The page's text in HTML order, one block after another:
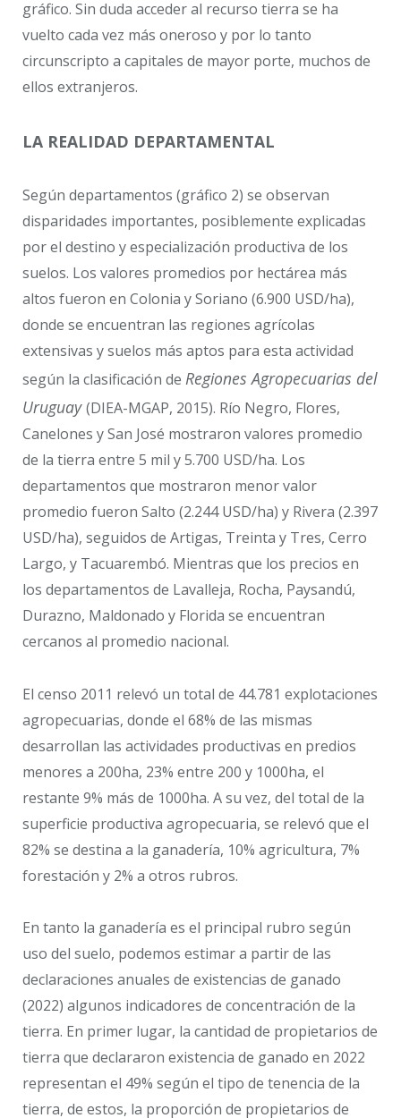
gráfico. Sin duda acceder al recurso tierra se ha
vuelto cada vez más oneroso y por lo tanto
circunscripto a capitales de mayor porte, muchos de
ellos extranjeros.
LA REALIDAD DEPARTAMENTAL
Según departamentos (gráfico 2) se observan
disparidades importantes, posiblemente explicadas
por el destino y especialización productiva de los
suelos. Los valores promedios por hectárea más
altos fueron en Colonia y Soriano (6.900 USD/ha),
donde se encuentran las regiones agrícolas
extensivas y suelos más aptos para esta actividad
según la clasificación de Regiones Agropecuarias del
Uruguay(DIEA-MGAP, 2015). Río Negro, Flores,
Canelones y San José mostraron valores promedio
de la tierra entre 5 mil y 5.700 USD/ha. Los
departamentos que mostraron menor valor
promedio fueron Salto (2.244 USD/ha) y Rivera (2.397
USD/ha), seguidos de Artigas, Treinta y Tres, Cerro
Largo, y Tacuarembó. Mientras que los precios en
los departamentos de Lavalleja, Rocha, Paysandú,
Durazno, Maldonado y Florida se encuentran
cercanos al promedio nacional.
El censo 2011 relevó un total de 44.781 explotaciones
agropecuarias, donde el 68% de las mismas
desarrollan las actividades productivas en predios
menores a 200ha, 23% entre 200 y 1000ha, el
restante 9% más de 1000ha. A su vez, del total de la
superficie productiva agropecuaria, se relevó que el
82% se destina a la ganadería, 10% agricultura, 7%
forestación y 2% a otros rubros.
En tanto la ganadería es el principal rubro según
uso del suelo, podemos estimar a partir de las
declaraciones anuales de existencias de ganado
(2022) algunos indicadores de concentración de la
tierra. En primer lugar, la cantidad de propietarios de
tierra que declararon existencia de ganado en 2022
representan el 49% según el tipo de tenencia de la
tierra, de estos, la proporción de propietarios de